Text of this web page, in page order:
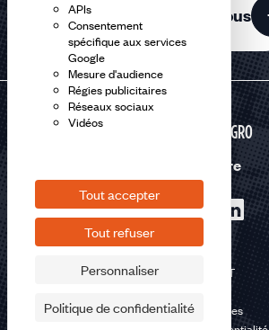
APIs
Consentement
spécifique aux services
Google
Mesure d'audience
Régies publicitaires
Réseaux sociaux
Vidéos
Tout accepter
Tout refuser
Personnaliser
Politique de confidentialité
Contactez-nous
AGRI-AGRO
Nous suivre
©2026 CFDT
Mentions légales